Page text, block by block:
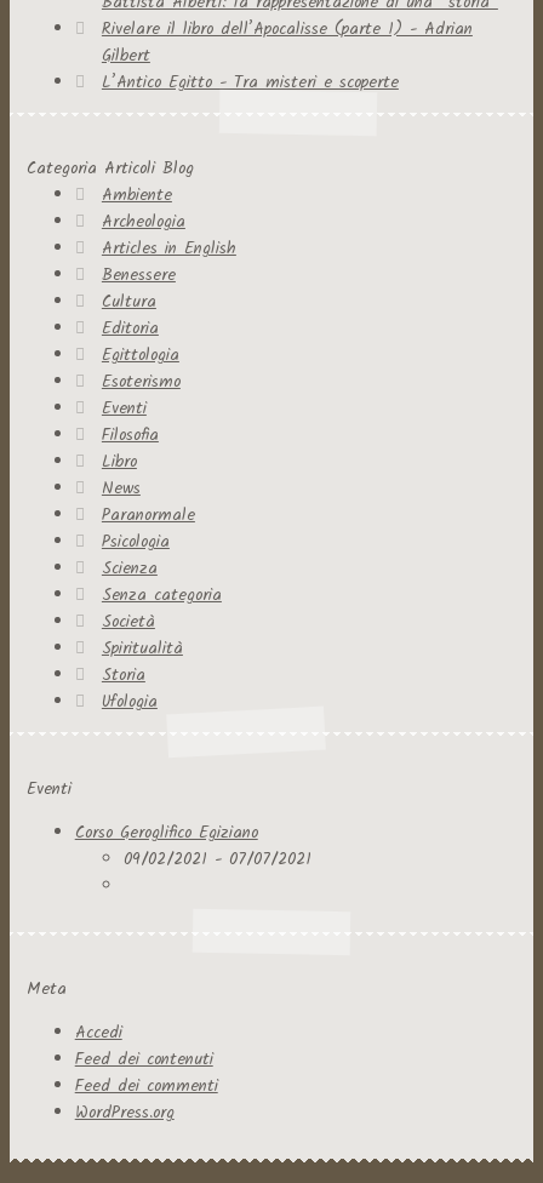
Rivelare il libro dell’Apocalisse (parte 1) - Adrian
Gilbert
L’Antico Egitto - Tra misteri e scoperte
Categoria Articoli Blog
Ambiente
Archeologia
Articles in English
Benessere
Cultura
Editoria
Egittologia
Esoterismo
Eventi
Filosofia
Libro
News
Paranormale
Psicologia
Scienza
Senza categoria
Società
Spiritualità
Storia
Ufologia
Eventi
Corso Geroglifico Egiziano
09/02/2021 - 07/07/2021
Meta
Accedi
Feed dei contenuti
Feed dei commenti
WordPress.org